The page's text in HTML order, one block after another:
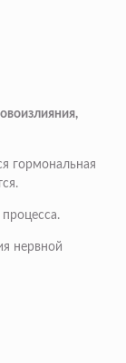
гормональная
нервной